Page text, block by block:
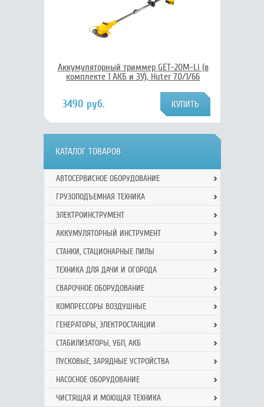
Аккумуляторный триммер GET-20M-Li (в
комплекте 1 АКБ и ЗУ), Huter 70/1/66
3490 руб.
КАТАЛОГ ТОВАРОВ
АВТОСЕРВИСНОЕ ОБОРУДОВАНИЕ
ГРУЗОПОДЪЕМНАЯ ТЕХНИКА
ЭЛЕКТРОИНСТРУМЕНТ
АККУМУЛЯТОРНЫЙ ИНСТРУМЕНТ
СТАНКИ, СТАЦИОНАРНЫЕ ПИЛЫ
ТЕХНИКА ДЛЯ ДАЧИ И ОГОРОДА
СВАРОЧНОЕ ОБОРУДОВАНИЕ
КОМПРЕССОРЫ ВОЗДУШНЫЕ
ГЕНЕРАТОРЫ, ЭЛЕКТРОСТАНЦИИ
СТАБИЛИЗАТОРЫ, УБП, АКБ
ПУСКОВЫЕ, ЗАРЯДНЫЕ УСТРОЙСТВА
НАСОСНОЕ ОБОРУДОВАНИЕ
ЧИСТЯЩАЯ И МОЮЩАЯ ТЕХНИКА